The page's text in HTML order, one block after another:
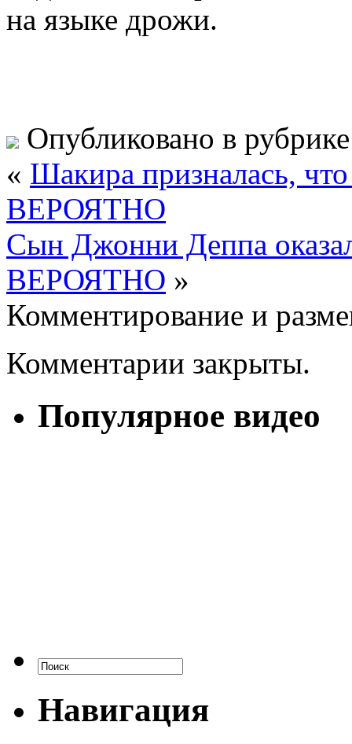
на языке дрожи.
Опубликовано в
« Шакира призналась,
ВЕРОЯТНО
Cын Джонни Деппа
ВЕРОЯТНО »
Комментирование и
Комментарии закрыты.
Популярное видео
Навигация